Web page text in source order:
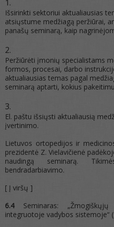
Išsirinkti sektoriui aktualiausias
atsiųstume medžiagą peržiūrai,
panašų seminarą, kaip
Peržiūrėti įmonių specialistams
formos, procesai, darbo
aktualiausias temas pagal
seminarą aptarti, kokius
El. paštu išsiųsti aktualiausią
įvertinimo.
Lietuvos ortopedijos ir
prezidentė Z. Vielavičienė
naudingą seminarą.
bendradarbiavimo.
[ Į viršų ]
6.4Seminaras:
integruotoje vadybos sistemoje“